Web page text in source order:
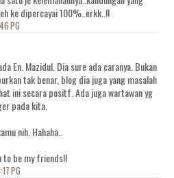
ke dipercayai 100%..erkk..!!
PG
En. Mazidul. Dia sure ada caranya. Bukan
tak benar, blog dia juga yang masalah
ini secara positf. Ada juga wartawan yg
pada kita.
nih. Hahaha..
to be my friends!!
PG